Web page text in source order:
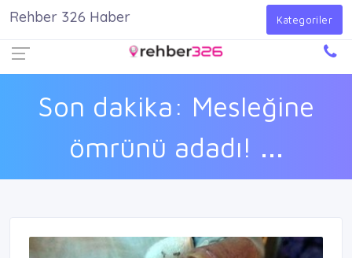
Giriş Yap
Son dakika: Mesleğine
ömrünü adadı! ...
Rehber 326 Haber Kategoriler